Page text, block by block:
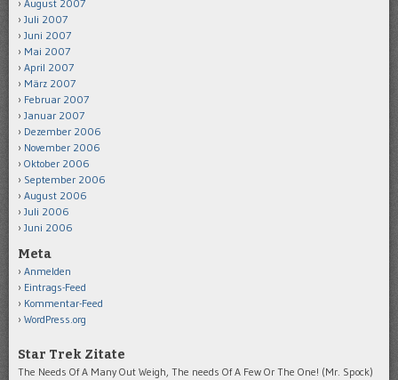
August 2007
Juli 2007
Juni 2007
Mai 2007
April 2007
März 2007
Februar 2007
Januar 2007
Dezember 2006
November 2006
Oktober 2006
September 2006
August 2006
Juli 2006
Juni 2006
Meta
Anmelden
Eintrags-Feed
Kommentar-Feed
WordPress.org
Star Trek Zitate
The Needs Of A Many Out Weigh, The needs Of A Few Or The One! (Mr. Spock)